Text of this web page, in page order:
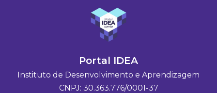
Portal IDEA
Instituto de Desenvolvimento e Aprendizagem
CNPJ: 30.363.776/0001-37